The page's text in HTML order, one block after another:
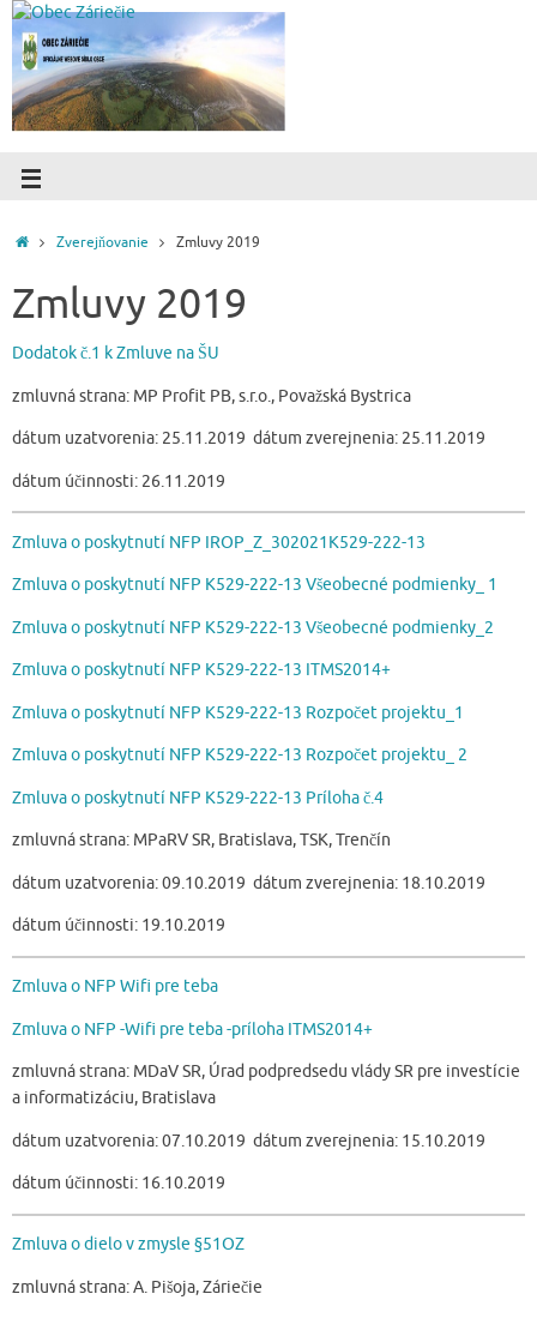
Zverejňovanie Zmluvy 2019
Zmluvy 2019
Dodatok č.1 k Zmluve na ŠU
zmluvná strana: MP Profit PB, s.r.o., Považská Bystrica
dátum uzatvorenia: 25.11.2019 dátum zverejnenia: 25.11.2019
dátum účinnosti: 26.11.2019
Zmluva o poskytnutí NFP IROP_Z_302021K529-222-13
Zmluva o poskytnutí NFP K529-222-13 Všeobecné podmienky_ 1
Zmluva o poskytnutí NFP K529-222-13 Všeobecné podmienky_2
Zmluva o poskytnutí NFP K529-222-13 ITMS2014+
Zmluva o poskytnutí NFP K529-222-13 Rozpočet projektu_1
Zmluva o poskytnutí NFP K529-222-13 Rozpočet projektu_ 2
Zmluva o poskytnutí NFP K529-222-13 Príloha č.4
zmluvná strana: MPaRV SR, Bratislava, TSK, Trenčín
dátum uzatvorenia: 09.10.2019 dátum zverejnenia: 18.10.2019
dátum účinnosti: 19.10.2019
Zmluva o NFP Wifi pre teba
Zmluva o NFP -Wifi pre teba -príloha ITMS2014+
zmluvná strana: MDaV SR, Úrad podpredsedu vlády SR pre investície
a informatizáciu, Bratislava
dátum uzatvorenia: 07.10.2019 dátum zverejnenia: 15.10.2019
dátum účinnosti: 16.10.2019
Zmluva o dielo v zmysle §51OZ
zmluvná strana: A. Pišoja, Záriečie